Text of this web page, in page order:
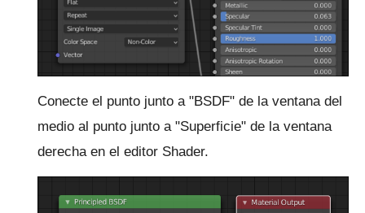
Conecte el punto junto a "BSDF" de la ventana del
medio al punto junto a "Superficie" de la ventana
derecha en el editor Shader.